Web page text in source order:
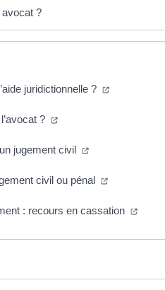
?
juridictionnelle ? (ouverture
? (ouverture dans un
jugement civil (ouverture dans
civil ou pénal (ouverture
: recours en cassation